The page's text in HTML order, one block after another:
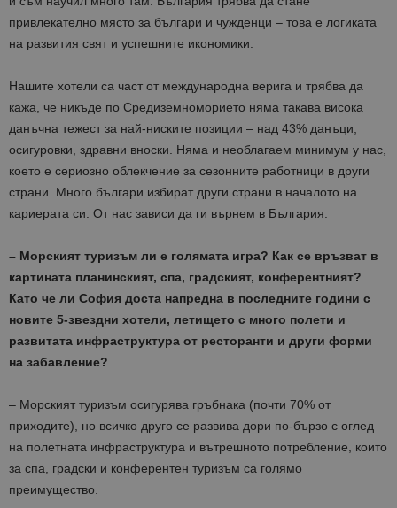
привлекателно място за българи и чужденци – това е логиката
на развития свят и успешните икономики.
Нашите хотели са част от международна верига и трябва да
кажа, че никъде по Средиземноморието няма такава висока
данъчна тежест за най-ниските позиции – над 43% данъци,
осигуровки, здравни вноски. Няма и необлагаем минимум у нас,
което е сериозно облекчение за сезонните работници в други
страни. Много българи избират други страни в началото на
кариерата си. От нас зависи да ги върнем в България.
– Морският туризъм ли е голямата игра? Как се връзват в
картината планинският, спа, градският, конферентният?
Като че ли София доста напредна в последните години с
новите 5-звездни хотели, летището с много полети и
развитата инфраструктура от ресторанти и други форми
на забавление?
– Морският туризъм осигурява гръбнака (почти 70% от
приходите), но всичко друго се развива дори по-бързо с оглед
на полетната инфраструктура и вътрешното потребление, които
за спа, градски и конферентен туризъм са голямо
преимущество.